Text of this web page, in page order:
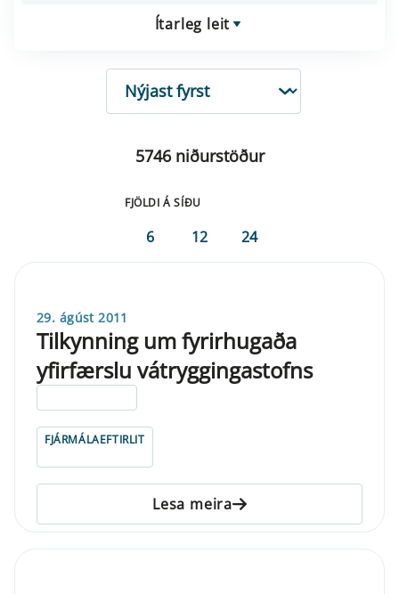
Ítarleg leit
RÖÐUN
5746 niðurstöður
FJÖLDI Á SÍÐU
6 12 24
29. ágúst 2011
Tilkynning um fyrirhugaða
yfirfærslu vátryggingastofns
FJÁRMÁLAEFTIRLIT
Lesa meira